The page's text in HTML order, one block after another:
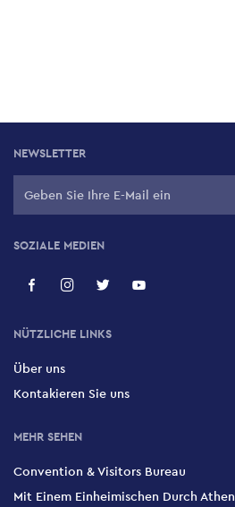
NEWSLETTER
SOZIALE MEDIEN
NÜTZLICHE LINKS
Über uns
Kontakieren Sie uns
MEHR SEHEN
Convention & Visitors Bureau
Mit Einem Einheimischen Durch Athen